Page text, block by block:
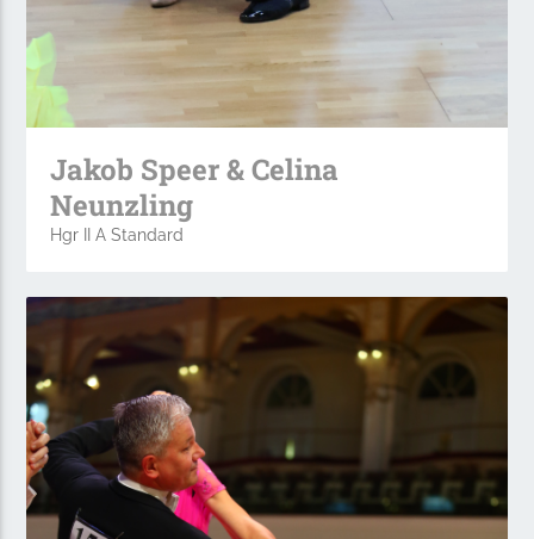
Jakob Speer & Celina
Neunzling
Hgr II A Standard